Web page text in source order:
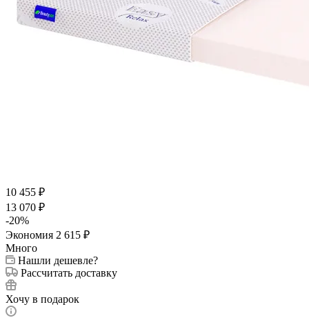
10 455 ₽
13 070 ₽
-20%
Экономия 2 615 ₽
Много
Нашли дешевле?
Рассчитать доставку
Хочу в подарок